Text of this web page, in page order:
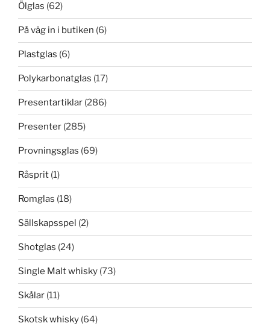
Ölglas (62)
På väg in i butiken (6)
Plastglas (6)
Polykarbonatglas (17)
Presentartiklar (286)
Presenter (285)
Provningsglas (69)
Råsprit (1)
Romglas (18)
Sällskapsspel (2)
Shotglas (24)
Single Malt whisky (73)
Skålar (11)
Skotsk whisky (64)